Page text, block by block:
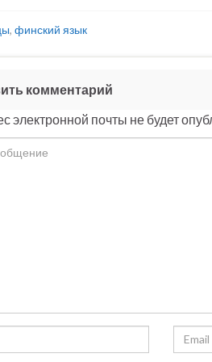
, финский язык
комментарий
электронной почты не будет